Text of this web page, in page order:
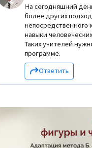
На сегодняшний
более других
непосредственного
навыки
Таких учителей
программе.
Ответить